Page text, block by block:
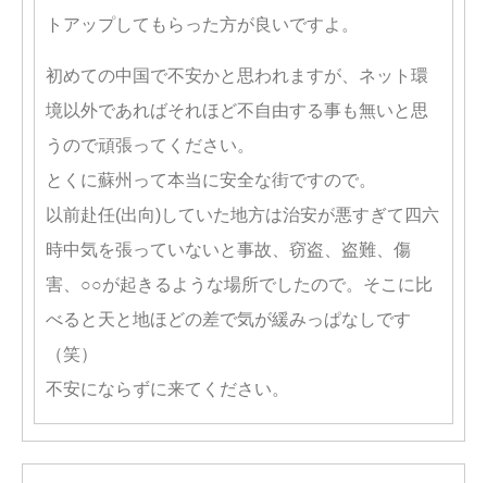
トアップしてもらった方が良いですよ。
初めての中国で不安かと思われますが、ネット環
境以外であればそれほど不自由する事も無いと思
うので頑張ってください。
とくに蘇州って本当に安全な街ですので。
以前赴任(出向)していた地方は治安が悪すぎて四六
時中気を張っていないと事故、窃盗、盗難、傷
害、○○が起きるような場所でしたので。そこに比
べると天と地ほどの差で気が緩みっぱなしです
（笑）
不安にならずに来てください。